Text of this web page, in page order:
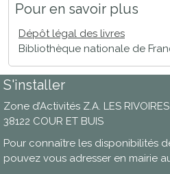
Pour en savoir plus
Dépôt légal des livres
Bibliothèque nationale de
S'installer
Zone d’Activités Z.A. LES RIVOIRES
38122 COUR ET BUIS
Pour connaître les disponibilités
pouvez vous adresser en mairie